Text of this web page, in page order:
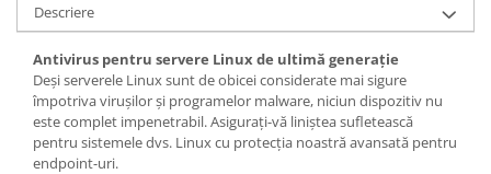
Descriere
Antivirus pentru servere Linux de ultimă generație
Deși serverele Linux sunt de obicei considerate mai sigure
împotriva virușilor și programelor malware, niciun dispozitiv nu
este complet impenetrabil. Asigurați-vă liniștea sufletească
pentru sistemele dvs. Linux cu protecția noastră avansată pentru
endpoint-uri.